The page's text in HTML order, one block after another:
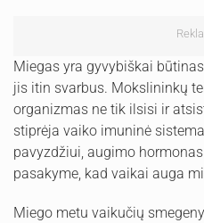
Miegas yra gyvybiškai
jis itin svarbus. Mokslininkų
organizmas ne tik ilsisi ir
stiprėja vaiko imuninė
pavyzdžiui, augimo
pasakyme, kad vaikai auga
Miego metu vaikučių